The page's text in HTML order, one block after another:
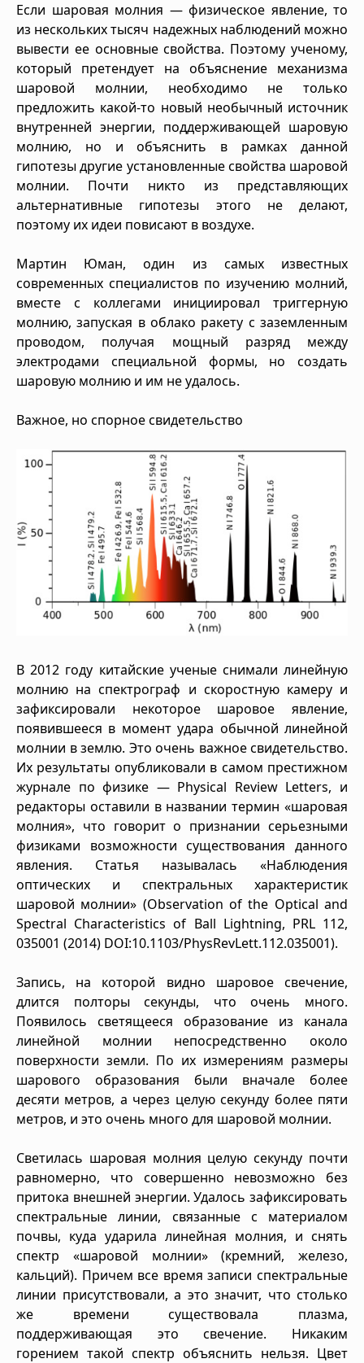
Если шаровая молния — физическое явление, то
из нескольких тысяч надежных наблюдений можно
вывести ее основные свойства. Поэтому ученому,
который претендует на объяснение механизма
шаровой молнии, необходимо не только
предложить какой-то новый необычный источник
внутренней энергии, поддерживающей шаровую
молнию, но и объяснить в рамках данной
гипотезы другие установленные свойства шаровой
молнии. Почти никто из представляющих
альтернативные гипотезы этого не делают,
поэтому их идеи повисают в воздухе.
Мартин Юман, один из самых известных
современных специалистов по изучению молний,
вместе с коллегами инициировал триггерную
молнию, запуская в облако ракету с заземленным
проводом, получая мощный разряд между
электродами специальной формы, но создать
шаровую молнию и им не удалось.
Важное, но спорное свидетельство
В 2012 году китайские ученые снимали линейную
молнию на спектрограф и скоростную камеру и
зафиксировали некоторое шаровое явление,
появившееся в момент удара обычной линейной
молнии в землю. Это очень важное свидетельство.
Их результаты опубликовали в самом престижном
журнале по физике — Physical Review Letters, и
редакторы оставили в названии термин «шаровая
молния», что говорит о признании серьезными
физиками возможности существования данного
явления. Статья называлась «Наблюдения
оптических и спектральных характеристик
шаровой молнии» (Observation of the Optical and
Spectral Characteristics of Ball Lightning, PRL 112,
035001 (2014) DOI:10.1103/PhysRevLett.112.035001).
Запись, на которой видно шаровое свечение,
длится полторы секунды, что очень много.
Появилось светящееся образование из канала
линейной молнии непосредственно около
поверхности земли. По их измерениям размеры
шарового образования были вначале более
десяти метров, а через целую секунду более пяти
метров, и это очень много для шаровой молнии.
Светилась шаровая молния целую секунду почти
равномерно, что совершенно невозможно без
притока внешней энергии. Удалось зафиксировать
спектральные линии, связанные с материалом
почвы, куда ударила линейная молния, и снять
спектр «шаровой молнии» (кремний, железо,
кальций). Причем все время записи спектральные
линии присутствовали, а это значит, что столько
же времени существовала плазма,
поддерживающая это свечение. Никаким
горением такой спектр объяснить нельзя. Цвет